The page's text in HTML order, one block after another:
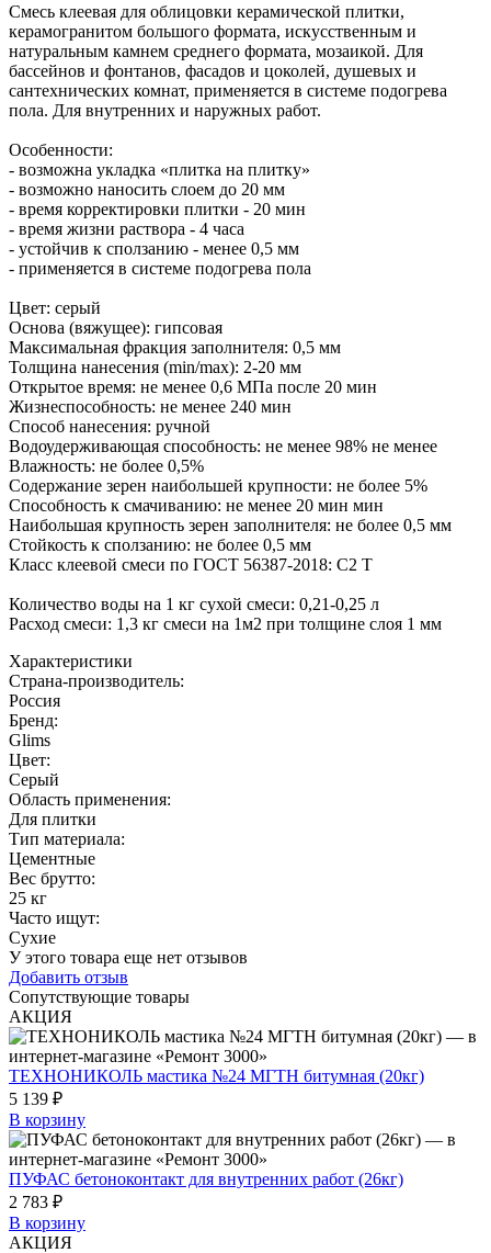
Смесь клеевая для облицовки керамической плитки,
керамогранитом большого формата, искусственным и
натуральным камнем среднего формата, мозаикой. Для
бассейнов и фонтанов, фасадов и цоколей, душевых и
сантехнических комнат, применяется в системе подогрева
пола. Для внутренних и наружных работ.
Особенности:
- возможна укладка «плитка на плитку»
- возможно наносить слоем до 20 мм
- время корректировки плитки - 20 мин
- время жизни раствора - 4 часа
- устойчив к сползанию - менее 0,5 мм
- применяется в системе подогрева пола
Цвет: серый
Основа (вяжущее): гипсовая
Максимальная фракция заполнителя: 0,5 мм
Толщина нанесения (min/max): 2-20 мм
Открытое время: не менее 0,6 МПа после 20 мин
Жизнеспособность: не менее 240 мин
Способ нанесения: ручной
Водоудерживающая способность: не менее 98% не менее
Влажность: не более 0,5%
Содержание зерен наибольшей крупности: не более 5%
Способность к смачиванию: не менее 20 мин мин
Наибольшая крупность зерен заполнителя: не более 0,5 мм
Стойкость к сползанию: не более 0,5 мм
Класс клеевой смеси по ГОСТ 56387-2018: С2 Т
Количество воды на 1 кг сухой смеси: 0,21-0,25 л
Расход смеси: 1,3 кг смеси на 1м2 при толщине слоя 1 мм
Характеристики
Страна-производитель:
Россия
Бренд:
Glims
Цвет:
Серый
Область применения:
Для плитки
Тип материала:
Цементные
Вес брутто:
25 кг
Часто ищут:
Сухие
У этого товара еще нет отзывов
Добавить отзыв
Сопутствующие товары
АКЦИЯ
ТЕХНОНИКОЛЬ мастика №24 МГТН битумная (20кг)
5 139 ₽
В корзину
ПУФАС бетоноконтакт для внутренних работ (26кг)
2 783 ₽
В корзину
АКЦИЯ